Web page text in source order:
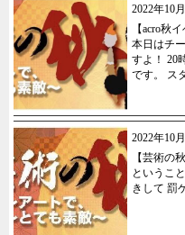
2022年10
【acro秋
本日はチ
すよ！ 20
です。 ス
2022年10
【芸術の
というこ
きして 罰